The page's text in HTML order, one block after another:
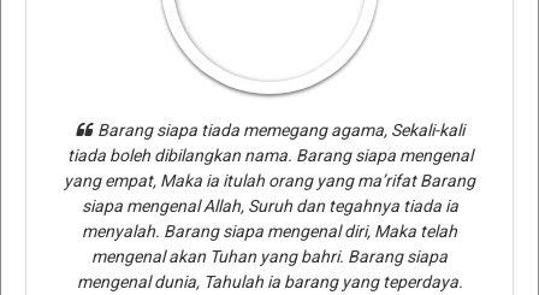
Barang siapa tiada memegang agama, Sekali-kali
tiada boleh dibilangkan nama. Barang siapa mengenal
yang empat, Maka ia itulah orang yang ma’rifat Barang
siapa mengenal Allah, Suruh dan tegahnya tiada ia
menyalah. Barang siapa mengenal diri, Maka telah
mengenal akan Tuhan yang bahri. Barang siapa
mengenal dunia, Tahulah ia barang yang teperdaya.